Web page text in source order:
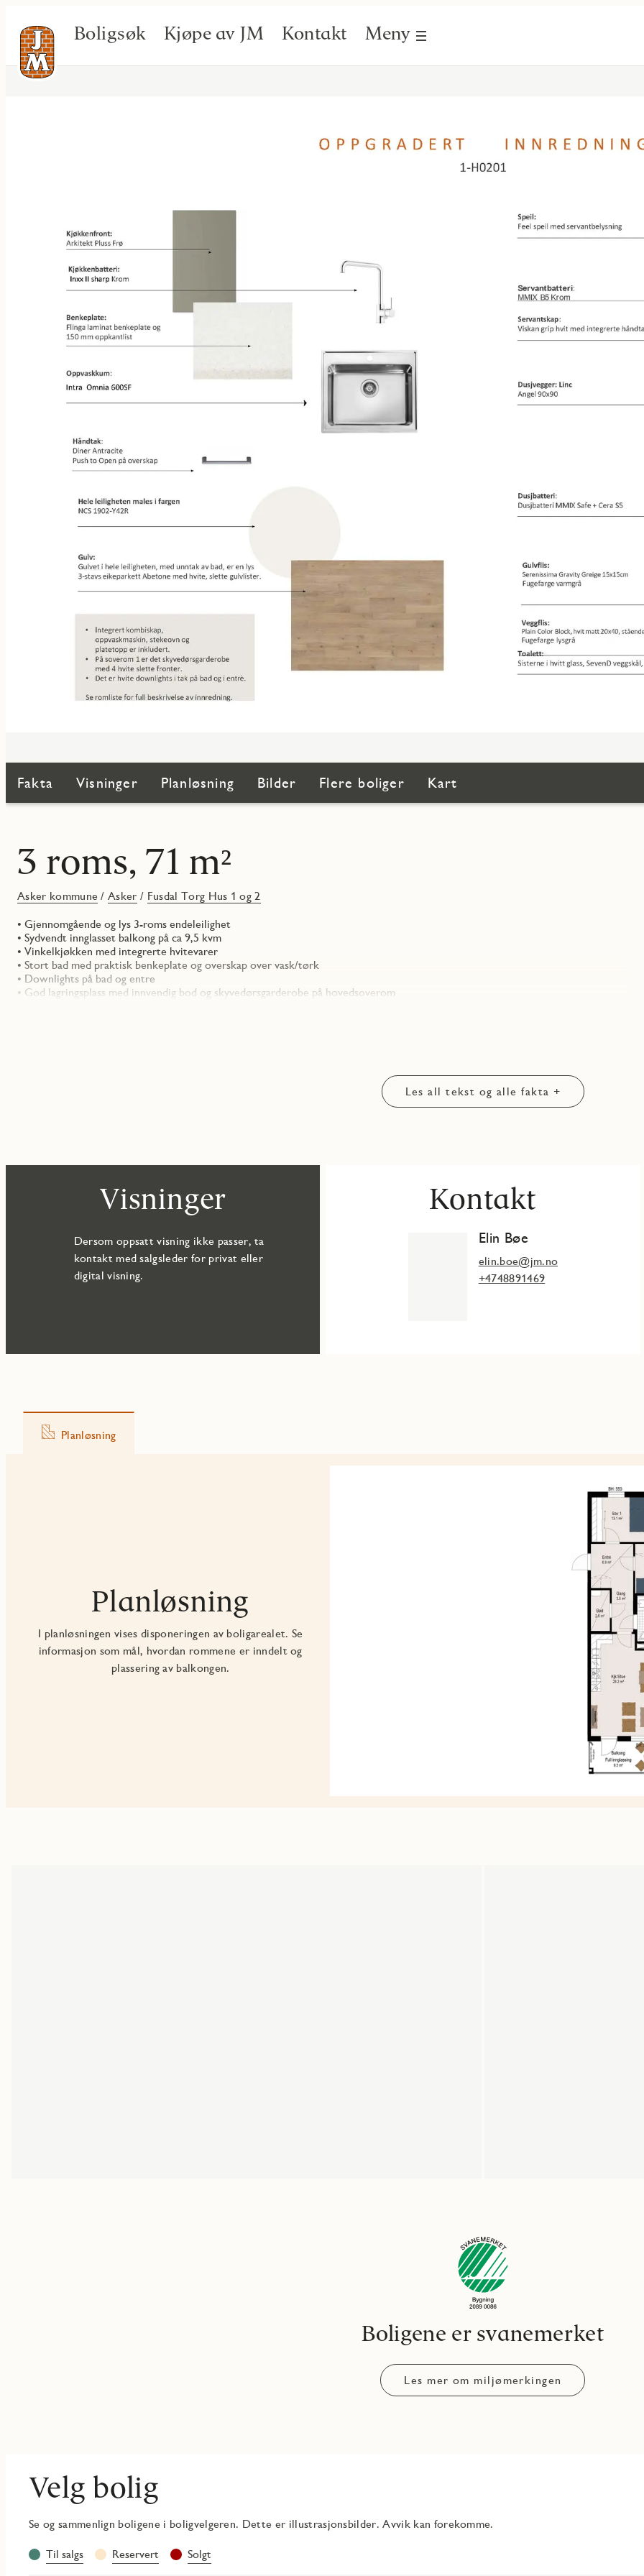
Boligsøk Kjøpe av JM Kontakt Meny
Fakta Visninger Planløsning Bilder Flere boliger Kart
3 roms, 71 m²
Asker kommune /Asker / Fusdal Torg Hus 1 og 2
• Gjennomgående og lys 3-roms endeleilighet
• Sydvendt innglasset balkong på ca 9,5 kvm
• Vinkelkjøkken med integrerte hvitevarer
• Stort bad med praktisk benkeplate og overskap over vask/tørk
• Downlights på bad og entre
• God lagringsplass med innvendig bod og skyvedørsgarderobe på hovedsoverom
Les all tekst og alle fakta +
Visninger
Dersom oppsatt visning ikke passer, ta
kontakt med salgsleder for privat eller
digital visning.
Kontakt
Elin Bøe
elin.boe@jm.no
+4748891469
Planløsning
Planløsning
I planløsningen vises disponeringen av boligarealet. Se
informasjon som mål, hvordan rommene er inndelt og
plassering av balkongen.
Boligene er svanemerket
Les mer om miljømerkingen
Velg bolig
Se og sammenlign boligene i boligvelgeren. Dette er illustrasjonsbilder. Avvik kan forekomme.
Les
mer
Til salgs Reservert Solgt